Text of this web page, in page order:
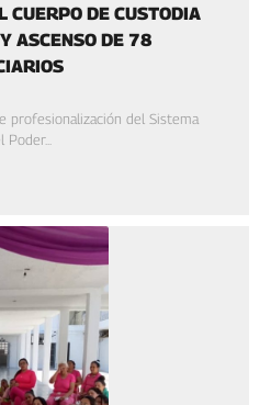
CUERPO DE CUSTODIA
ASCENSO DE 78
profesionalización del Sistema